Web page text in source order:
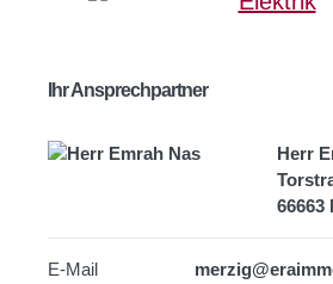
Ihr Ansprechpartner
Herr
66663
E-Mail